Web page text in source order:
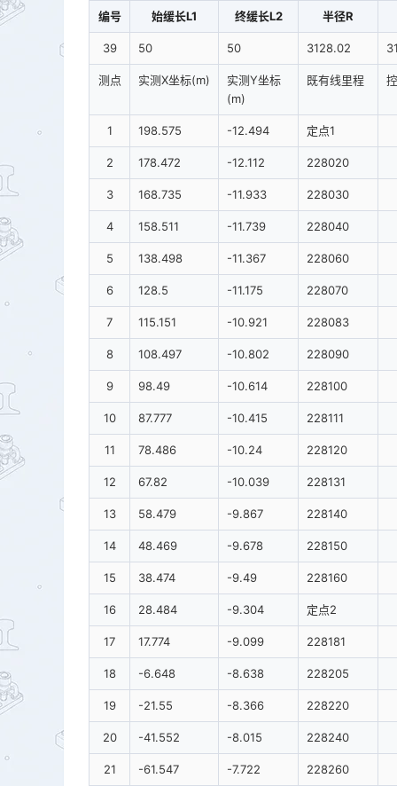
编号 始缓长L1 终缓长L2 半径R
39 50 50 3128.02
测点 实测X坐标(m)
实测Y坐标
(m)
既有线里程
1 198.575 -12.494 定点1
2 178.472 -12.112 228020
3 168.735 -11.933 228030
4 158.511 -11.739 228040
5 138.498 -11.367 228060
6 128.5 -11.175 228070
7 115.151 -10.921 228083
8 108.497 -10.802 228090
9 98.49 -10.614 228100
10 87.777 -10.415 228111
11 78.486 -10.24 228120
12 67.82 -10.039 228131
13 58.479 -9.867 228140
14 48.469 -9.678 228150
15 38.474 -9.49 228160
16 28.484 -9.304 定点2
17 17.774 -9.099 228181
18 -6.648 -8.638 228205
19 -21.55 -8.366 228220
20 -41.552 -8.015 228240
21 -61.547 -7.722 228260